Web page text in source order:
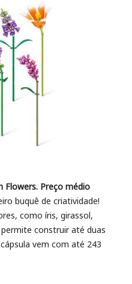
Flowers. Preço médio
buquê de criatividade!
como íris, girassol,
construir até duas
vem com até 243